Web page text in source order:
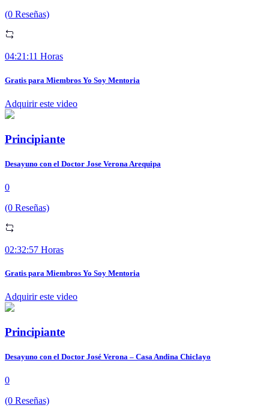
(0 Reseñas)
04:21:11 Horas
Gratis para Miembros Yo Soy Mentoria
Adquirir este video
Principiante
Desayuno con el Doctor Jose Verona Arequipa
0
(0 Reseñas)
02:32:57 Horas
Gratis para Miembros Yo Soy Mentoria
Adquirir este video
Principiante
Desayuno con el Doctor José Verona – Casa Andina Chiclayo
0
(0 Reseñas)